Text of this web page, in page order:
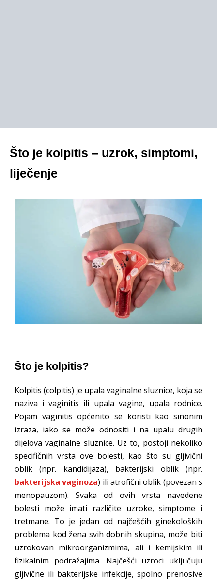
Što je kolpitis – uzrok, simptomi,
liječenje
Što je kolpitis?
Kolpitis (colpitis) je upala vaginalne sluznice, koja se
naziva i vaginitis ili upala vagine, upala rodnice.
Pojam vaginitis općenito se koristi kao sinonim
izraza, iako se može odnositi i na upalu drugih
dijelova vaginalne sluznice. Uz to, postoji nekoliko
specifičnih vrsta ove bolesti, kao što su gljivični
oblik (npr. kandidijaza), bakterijski oblik (npr.
bakterijska vaginoza) ili atrofični oblik (povezan s
menopauzom). Svaka od ovih vrsta navedene
bolesti može imati različite uzroke, simptome i
tretmane. To je jedan od najčešćih ginekoloških
problema kod žena svih dobnih skupina, može biti
uzrokovan mikroorganizmima, ali i kemijskim ili
fizikalnim podražajima. Najčešći uzroci uključuju
gljivične ili bakterijske infekcije, spolno prenosive